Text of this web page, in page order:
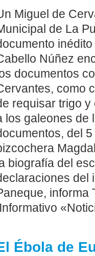
Miguel de
de La
Núñez
documentos
como
requisar trigo
los galeones de
del
biografía del
del
informa
Ébola de